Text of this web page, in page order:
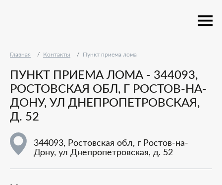
Главная Контакты Пункт приема лома
ПУНКТ ПРИЕМА ЛОМА - 344093,
РОСТОВСКАЯ ОБЛ, Г РОСТОВ-НА-
ДОНУ, УЛ ДНЕПРОПЕТРОВСКАЯ,
Д. 52
344093, Ростовская обл, г Ростов-на-
Дону, ул Днепропетровская, д. 52